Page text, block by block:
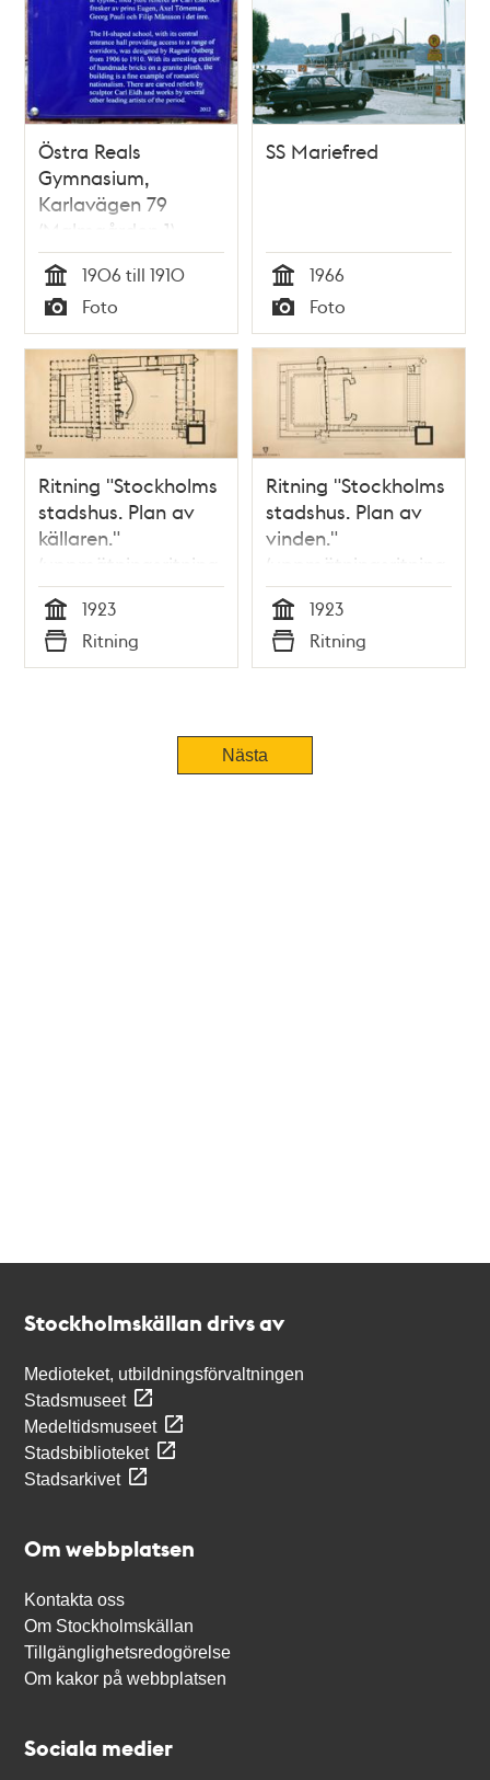
Östra Reals
Gymnasium,
Karlavägen 79
(Malmgården 1)
Tid
1906 till 1910
Typ
Foto
SS Mariefred
Tid
1966
Typ
Foto
Ritning "Stockholms
stadshus. Plan av
källaren."
(uppmätningsritning
1923)
Tid
1923
Typ
Ritning
Ritning "Stockholms
stadshus. Plan av
vinden."
(uppmätningsritning
1923)
Tid
1923
Typ
Ritning
TidigareNästa
Stockholmskällan drivs av
Medioteket, utbildningsförvaltningen
Stadsmuseet
Medeltidsmuseet
Stadsbiblioteket
Stadsarkivet
Om webbplatsen
Kontakta oss
Om Stockholmskällan
Tillgänglighetsredogörelse
Om kakor på webbplatsen
Sociala medier